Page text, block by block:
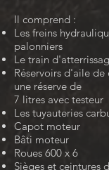
Il comprend :
Les freins
palonniers
Le train
Réservoirs d'aile
une réserve de
7 litres avec testeur
Les tuyauteries
Capot moteur
Bâti moteur
Roues 600 x 6
Sièges et ceintures